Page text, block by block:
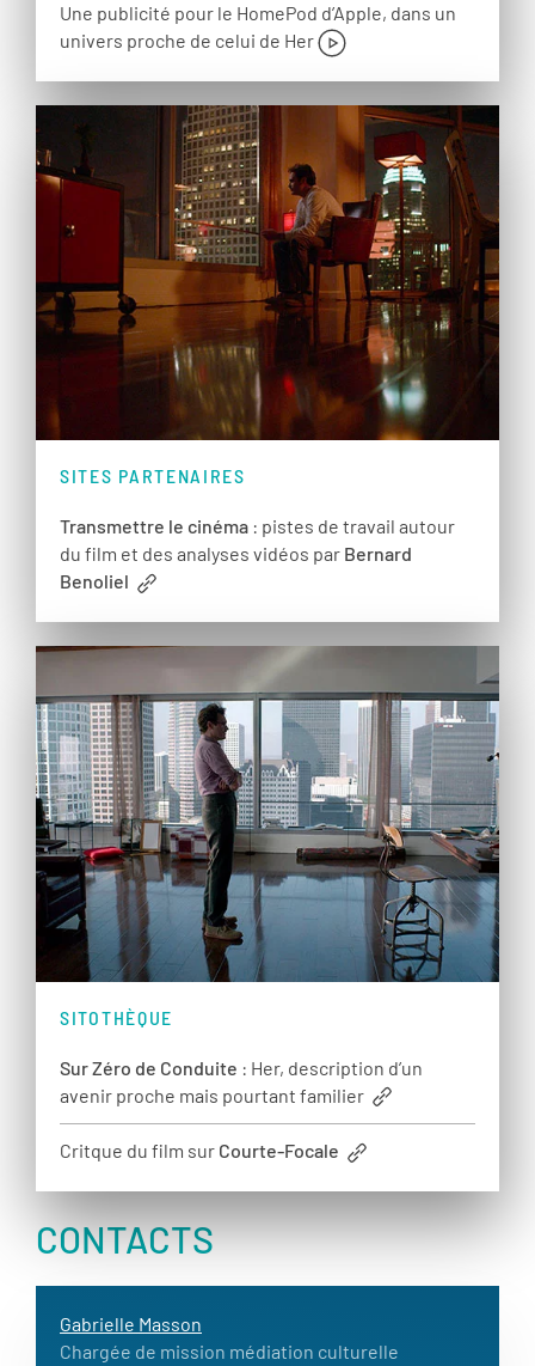
Une publicité pour le HomePod d’Apple, dans un
univers proche de celui de Her
SITES PARTENAIRES
Transmettre le cinéma : pistes de travail autour
du film et des analyses vidéos par Bernard
Benoliel
SITOTHÈQUE
Sur Zéro de Conduite : Her, description d’un
avenir proche mais pourtant familier
Critque du film sur Courte-Focale
CONTACTS
Gabrielle Masson
Chargée de mission médiation culturelle